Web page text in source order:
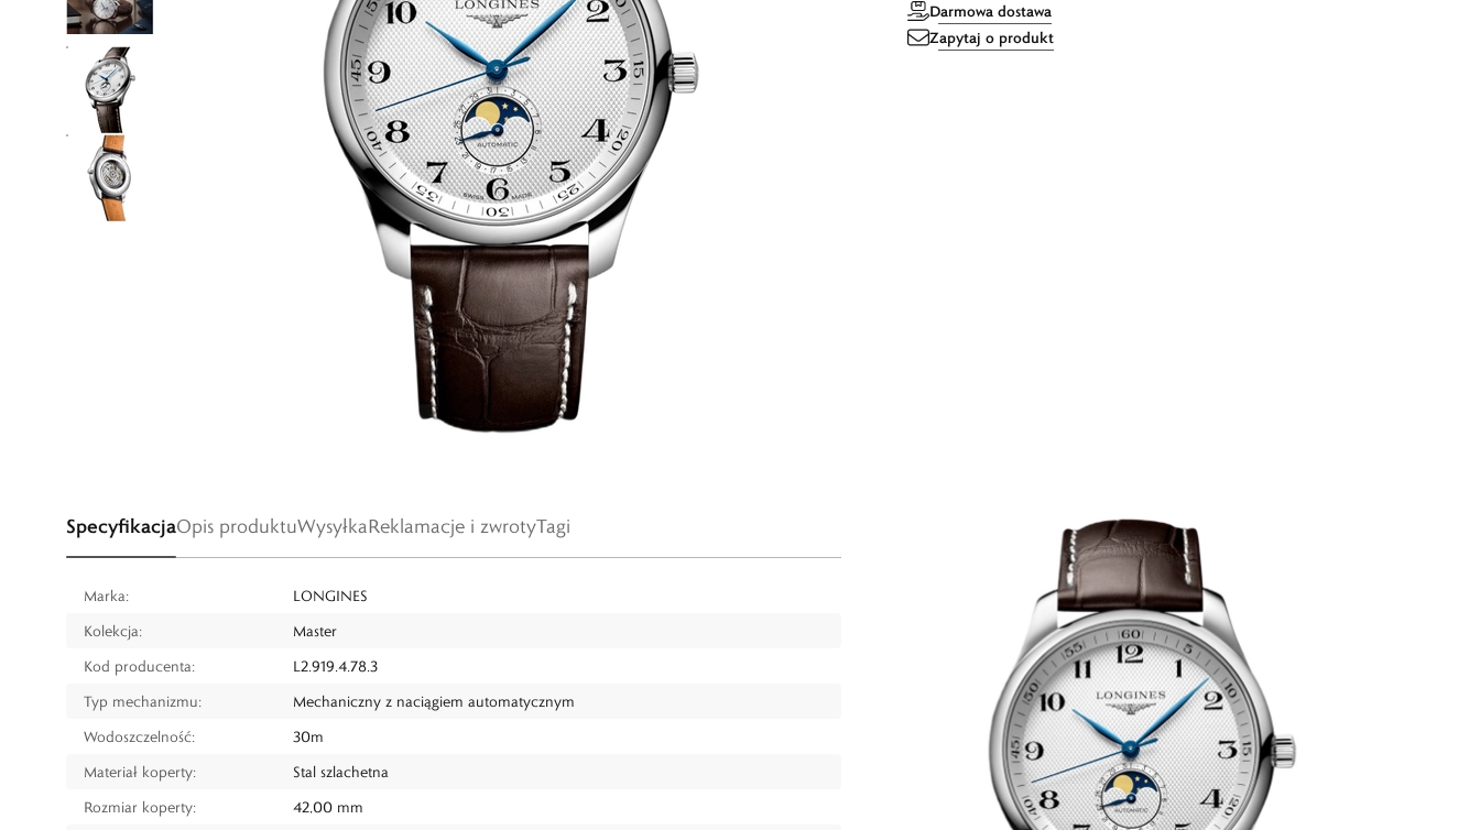
Darmowa dostawa
Zapytaj o produkt
SpecyfikacjaOpis produktuWysyłkaReklamacje i zwrotyTagi
Marka:
LONGINES
Kolekcja:
Master
Kod producenta:
L2.919.4.78.3
Typ mechanizmu:
Mechaniczny z naciągiem automatycznym
Wodoszczelność:
30m
Materiał koperty:
Stal szlachetna
Rozmiar koperty:
42,00 mm